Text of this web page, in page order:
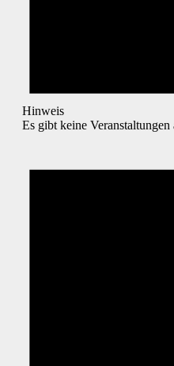
Hinweis
Es gibt keine Veranstaltungen